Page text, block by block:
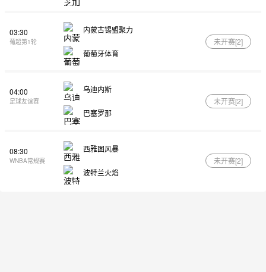
03:30
葡超第1轮
内蒙古锡盟聚力
葡萄牙体育
未开赛[2]
04:00
足球友谊赛
乌迪内斯
巴塞罗那
未开赛[2]
08:30
WNBA常规赛
西雅图风暴
波特兰火焰
未开赛[2]